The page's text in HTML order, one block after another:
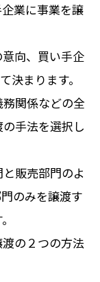
業に事業を譲
向、買い手企
決まります。
関係などの全
手法を選択し
販売部門のよ
のみを譲渡す
の２つの方法